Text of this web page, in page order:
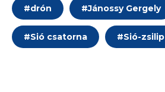
#drón #Jánossy Gergely
#Sió csatorna #Sió-zsilip